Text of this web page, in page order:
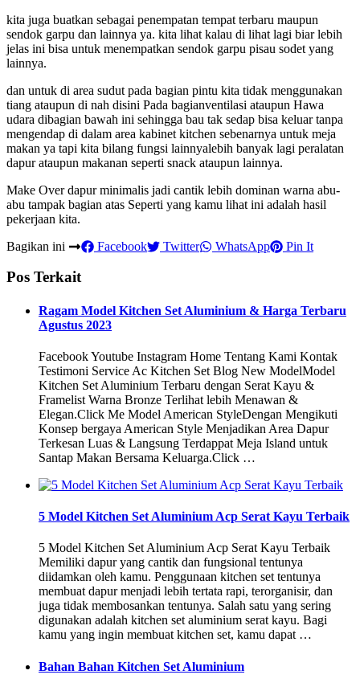
kita juga buatkan sebagai penempatan tempat terbaru maupun
sendok garpu dan lainnya ya. kita lihat kalau di lihat lagi biar lebih
jelas ini bisa untuk menempatkan sendok garpu pisau sodet yang
lainnya.
dan untuk di area sudut pada bagian pintu kita tidak menggunakan
tiang ataupun di nah disini Pada bagianventilasi ataupun Hawa
udara dibagian bawah ini sehingga bau tak sedap bisa keluar tanpa
mengendap di dalam area kabinet kitchen sebenarnya untuk meja
makan ya tapi kita bilang fungsi lainnyalebih banyak lagi peralatan
dapur ataupun makanan seperti snack ataupun lainnya.
Make Over dapur minimalis jadi cantik lebih dominan warna abu-
abu tampak bagian atas Seperti yang kamu lihat ini adalah hasil
pekerjaan kita.
Bagikan ini
Facebook Twitter WhatsApp Pin It
Pos Terkait
Ragam Model Kitchen Set Aluminium & Harga Terbaru
Agustus 2023
Facebook Youtube Instagram Home Tentang Kami Kontak
Testimoni Service Ac Kitchen Set Blog New ModelModel
Kitchen Set Aluminium Terbaru dengan Serat Kayu &
Framelist Warna Bronze Terlihat lebih Menawan &
Elegan.Click Me Model American StyleDengan Mengikuti
Konsep bergaya American Style Menjadikan Area Dapur
Terkesan Luas & Langsung Terdappat Meja Island untuk
Santap Makan Bersama Keluarga.Click …
5 Model Kitchen Set Aluminium Acp Serat Kayu Terbaik
5 Model Kitchen Set Aluminium Acp Serat Kayu Terbaik
Memiliki dapur yang cantik dan fungsional tentunya
diidamkan oleh kamu. Penggunaan kitchen set tentunya
membuat dapur menjadi lebih tertata rapi, terorganisir, dan
juga tidak membosankan tentunya. Salah satu yang sering
digunakan adalah kitchen set aluminium serat kayu. Bagi
kamu yang ingin membuat kitchen set, kamu dapat …
Bahan Bahan Kitchen Set Aluminium